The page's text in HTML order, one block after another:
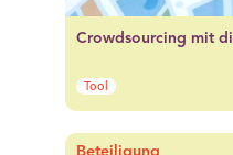
Crowdsourcing mit
Tool
Beteiligung